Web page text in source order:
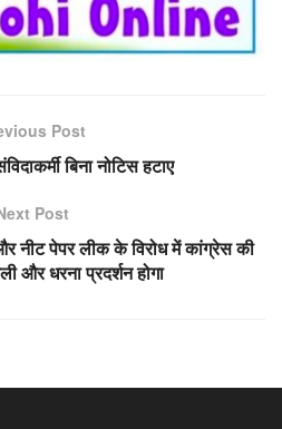
Post
बिना नोटिस हटाए
Post
नीट पेपर लीक के विरोध में कांग्रेस की
और धरना प्रदर्शन होगा